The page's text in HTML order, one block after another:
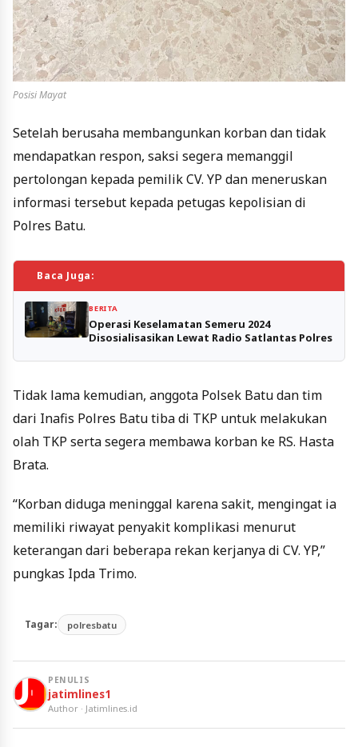
Posisi Mayat
Setelah berusaha membangunkan korban dan tidak
mendapatkan respon, saksi segera memanggil
pertolongan kepada pemilik CV. YP dan meneruskan
informasi tersebut kepada petugas kepolisian di
Polres Batu.
Baca Juga:
BERITA
Operasi Keselamatan Semeru 2024
Disosialisasikan Lewat Radio Satlantas Polres
Tidak lama kemudian, anggota Polsek Batu dan tim
dari Inafis Polres Batu tiba di TKP untuk melakukan
olah TKP serta segera membawa korban ke RS. Hasta
Brata.
“Korban diduga meninggal karena sakit, mengingat ia
memiliki riwayat penyakit komplikasi menurut
keterangan dari beberapa rekan kerjanya di CV. YP,”
pungkas Ipda Trimo.
Tagar: polresbatu
PENULIS
jatimlines1
Author · Jatimlines.id